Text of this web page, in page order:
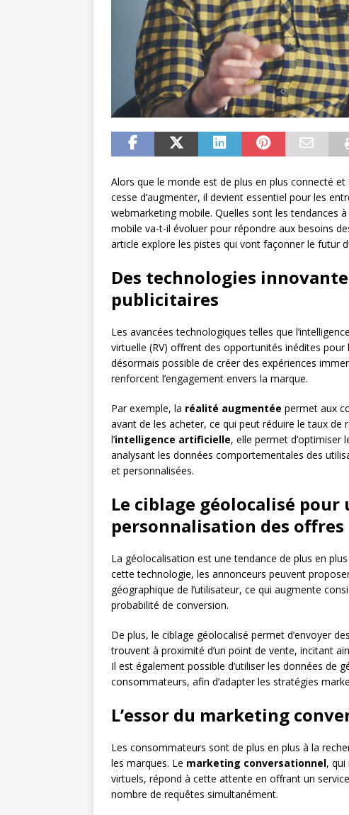
Alors que le monde est de plus en plus connecté
cesse d’augmenter, il devient essentiel pour les
webmarketing mobile. Quelles sont les tendances
mobile va-t-il évoluer pour répondre aux besoins
article explore les pistes qui vont façonner le futur
Des technologies
publicitaires
Les avancées technologiques telles que
virtuelle (RV) offrent des opportunités inédites
désormais possible de créer des expériences
renforcent l’engagement envers la marque.
Par exemple, la réalité augmentée permet aux
avant de les acheter, ce qui peut réduire le taux
l’intelligence artificielle, elle permet d’optimiser
analysant les données comportementales des
et personnalisées.
Le ciblage géolocalisé
personnalisation des offres
La géolocalisation est une tendance de plus en
cette technologie, les annonceurs peuvent
géographique de l’utilisateur, ce qui augmente
probabilité de conversion.
De plus, le ciblage géolocalisé permet d’envoyer
trouvent à proximité d’un point de vente, incitant
Il est également possible d’utiliser les données de
consommateurs, afin d’adapter les stratégies
L’essor du marketing
Les consommateurs sont de plus en plus à la
les marques. Le marketing conversationnel, qui
virtuels, répond à cette attente en offrant un
nombre de requêtes simultanément.